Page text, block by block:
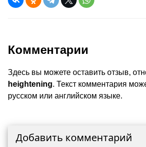
Комментарии
Здесь вы можете оставить отзыв,
heightening. Текст комментария
русском или английском языке.
Добавить комментарий